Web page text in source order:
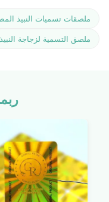
ملصقات تسميات النبيذ
ملصق التسمية لزجاجة النبيذ